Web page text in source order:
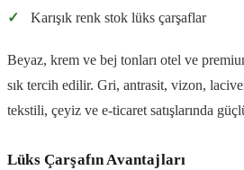
✓
Karışık renk stok lüks çarşaflar
Beyaz, krem ve bej tonları otel ve
sık tercih edilir. Gri, antrasit, vizon,
tekstili, çeyiz ve e-ticaret satışlarında
Lüks Çarşafın Avantajları